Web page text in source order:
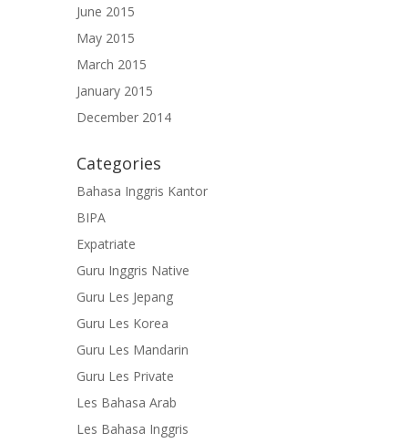
June 2015
May 2015
March 2015
January 2015
December 2014
Categories
Bahasa Inggris Kantor
BIPA
Expatriate
Guru Inggris Native
Guru Les Jepang
Guru Les Korea
Guru Les Mandarin
Guru Les Private
Les Bahasa Arab
Les Bahasa Inggris